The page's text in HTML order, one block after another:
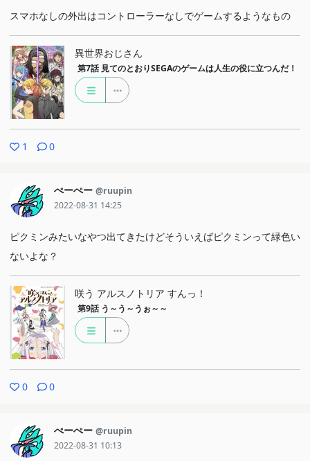
スマホなしの外出はコントローラーなしでゲームするようなもの
異世界おじさん
第7話 見てのとおりSEGAのゲームは人生の役に立つんだ！
1 0
ぺーぺー @ruupin
2022-08-31 14:25
ピクミンみたいなやつ出てきたけどそういえばピクミンって緑色い
ないよな？
咲う アルスノトリア すんっ！
第9話 う～う～うぉ～～
0 0
ぺーぺー @ruupin
2022-08-31 10:13